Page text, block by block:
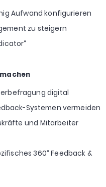
Aufwand konfigurieren
zu steigern
digital
Systemen vermeiden
und Mitarbeiter
360“ Feedback &